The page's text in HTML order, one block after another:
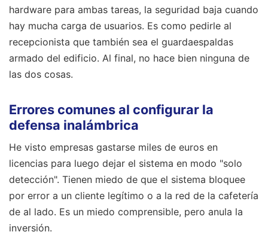
hardware para ambas tareas, la seguridad baja cuando
hay mucha carga de usuarios. Es como pedirle al
recepcionista que también sea el guardaespaldas
armado del edificio. Al final, no hace bien ninguna de
las dos cosas.
Errores comunes al configurar la
defensa inalámbrica
He visto empresas gastarse miles de euros en
licencias para luego dejar el sistema en modo "solo
detección". Tienen miedo de que el sistema bloquee
por error a un cliente legítimo o a la red de la cafetería
de al lado. Es un miedo comprensible, pero anula la
inversión.